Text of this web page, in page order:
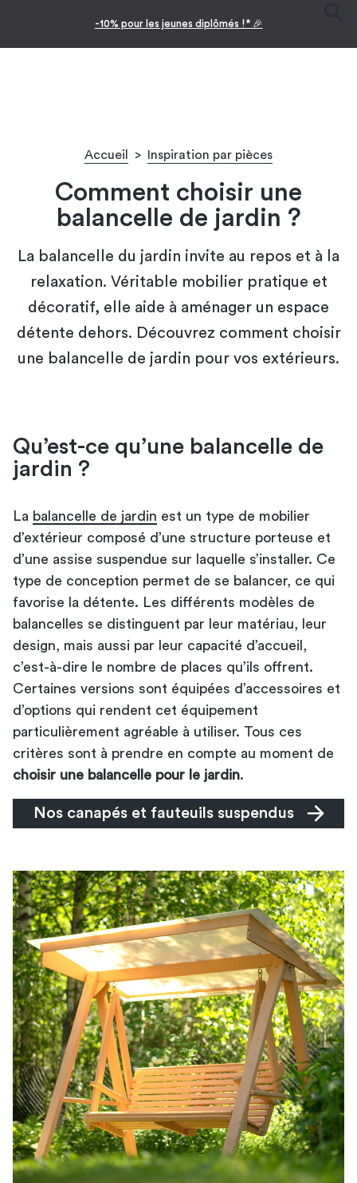
Facilitez vos achats avec le paiement en 10x
Accueil > Inspiration par pièces
Comment choisir une
balancelle de jardin​ ?
La balancelle du jardin invite au repos et à la
relaxation. Véritable mobilier pratique et
décoratif, elle aide à aménager un espace
détente dehors. Découvrez comment choisir
une balancelle de jardin pour vos extérieurs.
Qu’est-ce qu’une balancelle de
jardin ?
La balancelle de jardin est un type de mobilier
d’extérieur composé d’une structure porteuse et
d’une assise suspendue sur laquelle s’installer. Ce
type de conception permet de se balancer, ce qui
favorise la détente. Les différents modèles de
balancelles se distinguent par leur matériau, leur
design, mais aussi par leur capacité d’accueil,
c’est-à-dire le nombre de places qu’ils offrent.
Certaines versions sont équipées d’accessoires et
d’options qui rendent cet équipement
particulièrement agréable à utiliser. Tous ces
critères sont à prendre en compte au moment de
choisir une balancelle pour le jardin.
Nos canapés et fauteuils suspendus